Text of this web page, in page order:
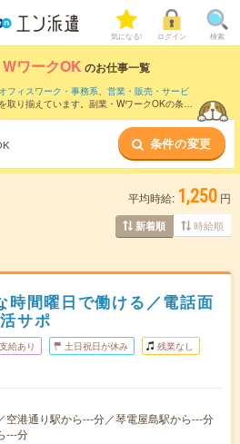
気になる! ログイン 検索
ワークOK のお仕事一覧
オフィスワーク・事務系、 営業・販売・サービ
取り揃えています。副業・WワークOKの条件
条件の変更
平均時給: 1,250 円
新着順 時給順
時間曜日で働ける／電話面
サポ
給あり 土日祝日が休み 残業なし
空港通り駅から---分／琴電屋島駅から---分
---分